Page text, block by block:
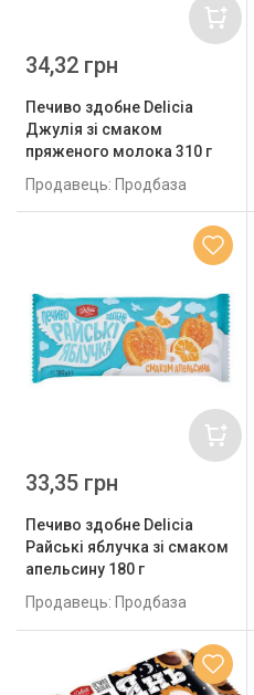
Печиво здобне Delicia
Джулія зі смаком
пряженого молока 310 г
Продавець: Продбаза
34,32 грн
Печиво здобне Delicia
Райські яблучка зі смаком
апельсину 180 г
Продавець: Продбаза
33,35 грн